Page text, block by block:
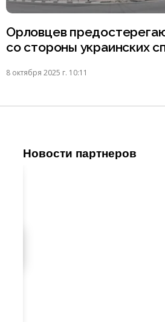
Орловцев
со стороны украинских
8 октября 2025 г. 10:11
Новости партнеров